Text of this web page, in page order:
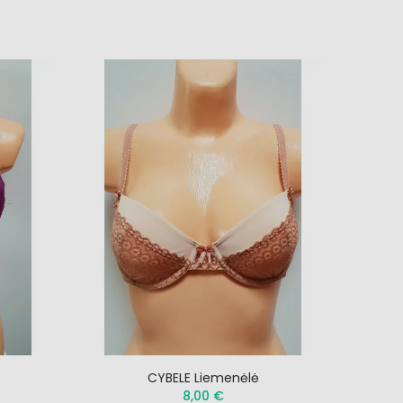
CYBELE Liemenėlė
8,00 €